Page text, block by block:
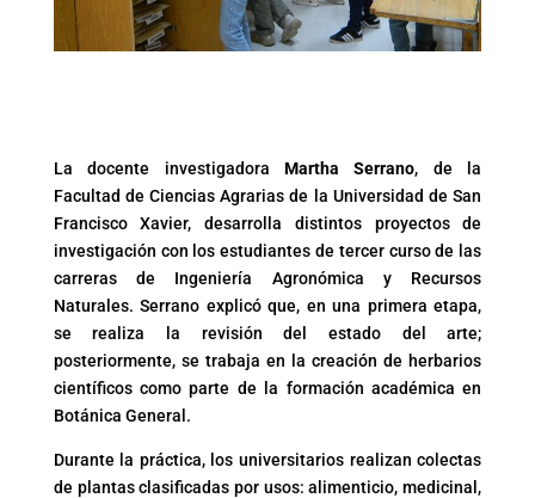
La docente investigadora Martha Serrano, de la
Facultad de Ciencias Agrarias de la Universidad de San
Francisco Xavier, desarrolla distintos proyectos de
investigación con los estudiantes de tercer curso de las
carreras de Ingeniería Agronómica y Recursos
Naturales. Serrano explicó que, en una primera etapa,
se realiza la revisión del estado del arte;
posteriormente, se trabaja en la creación de herbarios
científicos como parte de la formación académica en
Botánica General.
Durante la práctica, los universitarios realizan colectas
de plantas clasificadas por usos: alimenticio, medicinal,